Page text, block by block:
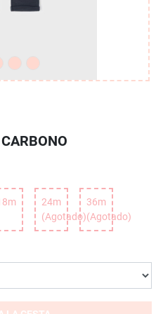
24m
(Agotado)
36m
(Agotado)